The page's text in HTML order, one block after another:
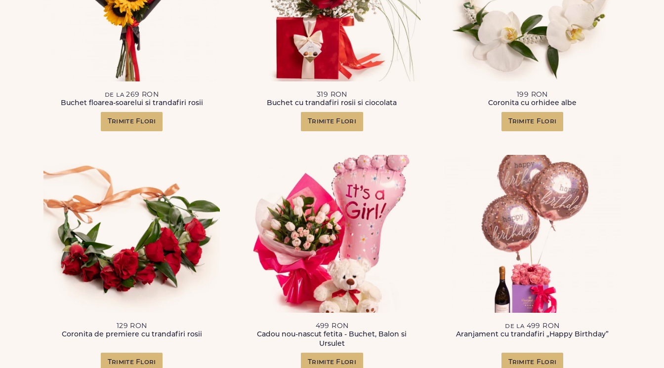
de la 269 RON
Buchet floarea-soarelui si trandafiri rosii
Trimite Flori
319 RON
Buchet cu trandafiri rosii si ciocolata
Trimite Flori
199 RON
Coronita cu orhidee albe
Trimite Flori
129 RON
Coronita de premiere cu trandafiri rosii
Trimite Flori
499 RON
Cadou nou-nascut fetita - Buchet, Balon si
Ursulet
Trimite Flori
de la 499 RON
Aranjament cu trandafiri „Happy Birthday”
Trimite Flori